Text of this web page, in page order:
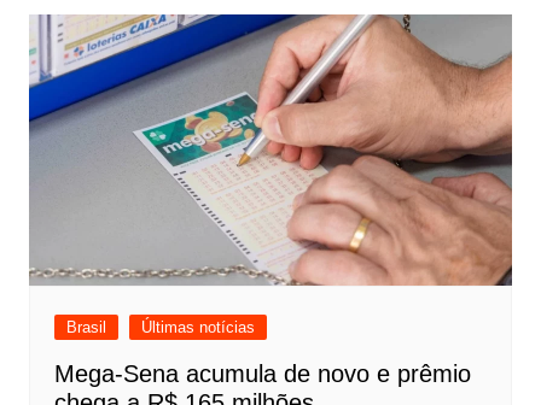
Post
Brasil Últimas notícias
Mega-Sena acumula de novo e prêmio